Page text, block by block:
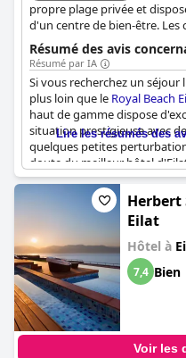
propre plage privée et
d'un centre de bien-être.
rénovées avec vue sur la
balcons. L'hôtel propose cinq
service complet.
Résumé des avis
Résumé par IA
Si vous recherchez un séjour
plus loin que le Royal Beach
haut de gamme dispose
situation prestigieuse avec
quelques petites
doute du meilleur hôtel
clients. L'hôtel dégage une
parfaitement géré, ce qui en
tous ceux qui souhaitent se
manquez pas cet hôtel
méridionale d'Israël.
Lire les résumés des
Herbert
Eilat
Hôtel à
7,4 Bien
Voir les